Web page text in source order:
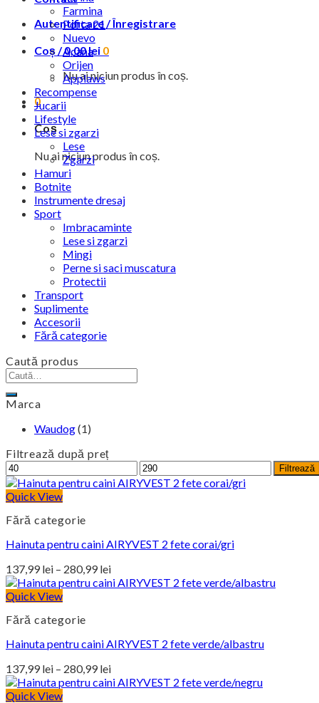
Autentificare / Înregistrare
Coș /0,00lei 0
Nu ai niciun produs în coș.
0
Coș
Nu ai niciun produs în coș.
Farmina
Porta 21
Nuevo
Acana
Orijen
Applaws
Recompense
Jucarii
Lifestyle
Lese si zgarzi
Lese
Zgarzi
Hamuri
Botnite
Instrumente dresaj
Sport
Imbracaminte
Lese si zgarzi
Mingi
Perne si saci muscatura
Protectii
Transport
Suplimente
Accesorii
Fără categorie
Caută produs
Caută
după:
Marca
Waudog(1)
Filtrează după preț
Preț
minim
Preț
maxim
Filtrează
Quick View
Fără categorie
Hainuta pentru caini AIRYVEST 2 fete corai/gri
137,99lei – 280,99leiInterval
de
280,99 lei
Quick View
Fără categorie
Hainuta pentru caini AIRYVEST 2 fete verde/albastru
137,99lei – 280,99leiInterval
de
Quick View